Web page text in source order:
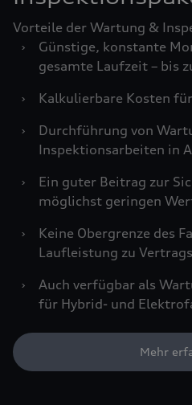
Vorteile der Wartung &
›
Günstige, konstante
gesamte Laufzeit – bis
›
Kalkulierbare Kosten
›
Durchführung von
Inspektionsarbeiten in
›
Ein guter Beitrag zur
möglichst geringen
›
Keine Obergrenze des
Laufleistung zu
›
Auch verfügbar als
für Hybrid- und
Mehr